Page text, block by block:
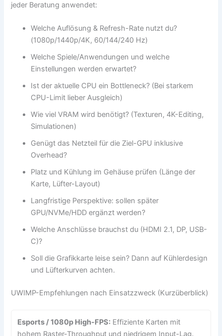
jeder Beratung anwendet:
Welche Auflösung & Refresh-Rate nutzt du?
(1080p/1440p/4K, 60/144/240 Hz)
Welche Spiele/Anwendungen und welche
Einstellungen werden erwartet?
Ist der aktuelle CPU ein Bottleneck? (Bei starkem
CPU-Limit lieber Ausgleich)
Wie viel VRAM wird benötigt? (Texturen, 4K-Editing,
Simulationen)
Genügt das Netzteil für die Ziel-GPU inklusive
Overhead?
Platz und Kühlung im Gehäuse prüfen (Länge der
Karte, Lüfter-Layout)
Langfristige Perspektive: sollen später
GPU/NVMe/HDD ergänzt werden?
Welche Anschlüsse brauchst du (HDMI 2.1, DP, USB-
C)?
Soll die Grafikkarte leise sein? Dann auf Kühlerdesign
und Lüfterkurven achten.
UWIMP-Empfehlungen nach Einsatzzweck (Kurzüberblick)
Esports / 1080p High-FPS: Effiziente Karten mit
hohem Raster-Throughput und niedrigem Input-Lag.